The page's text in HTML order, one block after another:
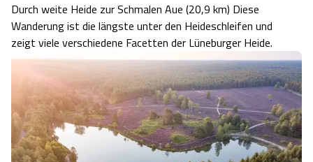
Durch weite Heide zur Schmalen Aue (20,9 km) Diese
Wanderung ist die längste unter den Heideschleifen und
zeigt viele verschiedene Facetten der Lüneburger Heide.